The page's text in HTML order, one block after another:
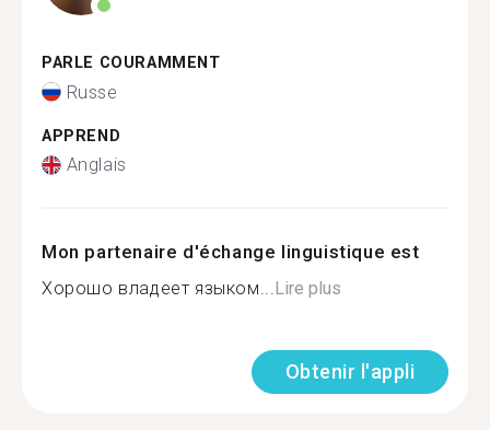
PARLE COURAMMENT
Russe
APPREND
Anglais
Mon partenaire d'échange linguistique est
Хорошо владеет языком...Lire plus
Obtenir l'appli